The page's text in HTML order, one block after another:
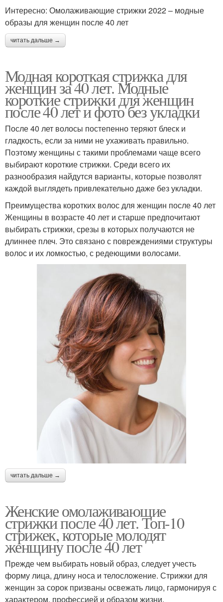
Интересно: Омолаживающие стрижки 2022 – модные
образы для женщин после 40 лет
читать дальше →
Модная короткая стрижка для
женщин за 40 лет. Модные
короткие стрижки для женщин
после 40 лет и фото без укладки
После 40 лет волосы постепенно теряют блеск и
гладкость, если за ними не ухаживать правильно.
Поэтому женщины с такими проблемами чаще всего
выбирают короткие стрижки. Среди всего их
разнообразия найдутся варианты, которые позволят
каждой выглядеть привлекательно даже без укладки.
Преимущества коротких волос для женщин после 40 лет
Женщины в возрасте 40 лет и старше предпочитают
выбирать стрижки, срезы в которых получаются не
длиннее плеч. Это связано с повреждениями структуры
волос и их ломкостью, с редеющими волосами.
читать дальше →
Женские омолаживающие
стрижки после 40 лет. Топ-10
стрижек, которые молодят
женщину после 40 лет
Прежде чем выбирать новый образ, следует учесть
форму лица, длину носа и телосложение. Стрижки для
женщин за сорок призваны освежать лицо, гармонируя с
характером, профессией и образом жизни.